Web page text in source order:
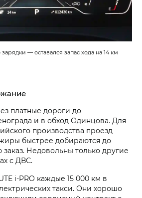
— оставался запас хода на 14 км
платные дороги до
и в обход Одинцова. Для
производства проезд
быстрее добираются до
заказ. Недовольны только другие
с ДВС.
i‑PRO каждые 15 000 км в
такси. Они хорошо